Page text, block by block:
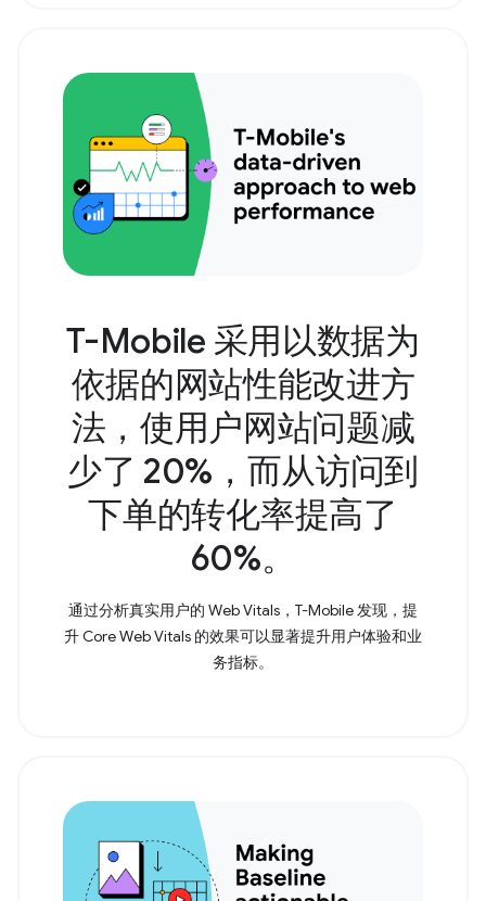
T-Mobile 采用以数据为
依据的网站性能改进方
法，使用户网站问题减
少了 20%，而从访问到
下单的转化率提高了
60%。
通过分析真实用户的 Web Vitals，T-Mobile 发现，提
升 Core Web Vitals 的效果可以显著提升用户体验和业
务指标。